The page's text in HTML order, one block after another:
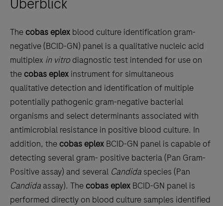
to
scroll
between
the
tabs
The cobas eplex blood culture identification gram-
negative (BCID-GN) panel is a qualitative nucleic acid
multiplex in vitro diagnostic test intended for use on
the cobas eplex instrument for simultaneous
qualitative detection and identification of multiple
potentially pathogenic gram-negative bacterial
organisms and select determinants associated with
antimicrobial resistance in positive blood culture. In
addition, the cobas eplex BCID-GN panel is capable of
detecting several gram- positive bacteria (Pan Gram-
Positive assay) and several Candida species (Pan
Candida assay). The cobas eplex BCID-GN panel is
performed directly on blood culture samples identified